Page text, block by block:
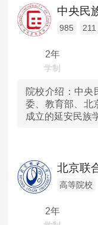
院校库 考试报名
MTA旅游管理
院校库 考试报名
考试真题
报考经
吉林
上海
江苏
安徽
中央民
985 211
2年
院校介绍： 中央
委、教育部、北
成立的延安民族
北京联
高等院校
2年